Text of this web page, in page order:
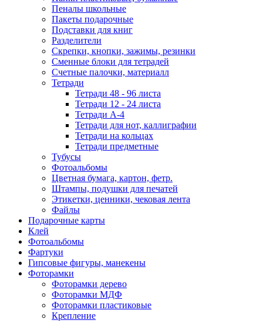
Пеналы школьные
Пакеты подарочные
Подставки для книг
Разделители
Скрепки, кнопки, зажимы, резинки
Сменные блоки для тетрадей
Счетные палочки, материалл
Тетради
Тетради 48 - 96 листа
Тетради 12 - 24 листа
Тетради А-4
Тетради для нот, каллиграфии
Тетради на кольцах
Тетради предметные
Тубусы
Фотоальбомы
Цветная бумага, картон, фетр.
Штампы, подушки для печатей
Этикетки, ценники, чековая лента
Файлы
Подарочные карты
Клей
Фотоальбомы
Фартуки
Гипсовые фигуры, манекены
Фоторамки
Фоторамки дерево
Фоторамки МДФ
Фоторамки пластиковые
Крепление